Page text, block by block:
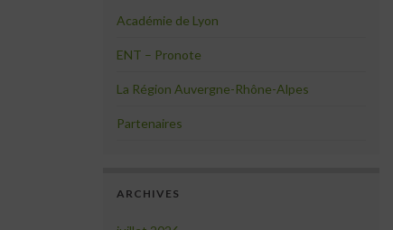
Académie de Lyon
ENT – Pronote
La Région Auvergne-Rhône-Alpes
Partenaires
ARCHIVES